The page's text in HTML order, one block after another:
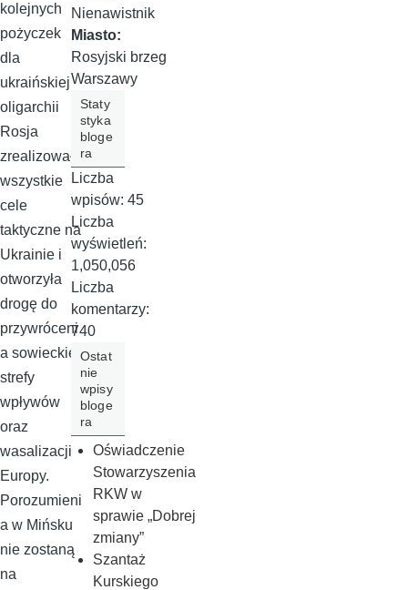
kolejnych
pożyczek
dla
ukraińskiej
oligarchii
Rosja
zrealizowała
wszystkie
cele
taktyczne na
Ukrainie i
otworzyła
drogę do
przywróceni
a sowieckiej
strefy
wpływów
oraz
wasalizacji
Europy.
Porozumieni
a w Mińsku
nie zostaną
na
Nienawistnik
Miasto:
Rosyjski brzeg
Warszawy
Staty
styka
bloge
ra
Liczba
wpisów: 45
Liczba
wyświetleń:
1,050,056
Liczba
komentarzy:
740
Ostat
nie
wpisy
bloge
ra
Oświadczenie
Stowarzyszenia
RKW w
sprawie „Dobrej
zmiany”
Szantaż
Kurskiego